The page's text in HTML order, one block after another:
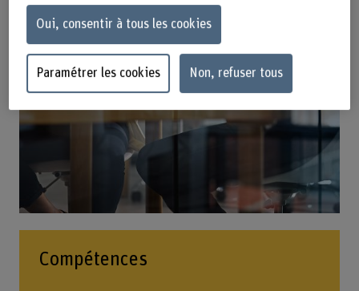
Compétences
Oui, consentir à tous les cookies
Paramétrer les cookies Non, refuser tous